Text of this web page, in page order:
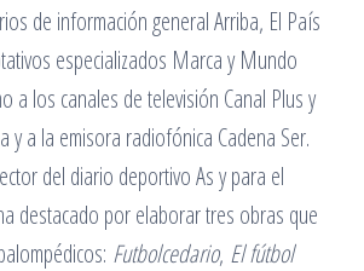
de información general Arriba, El País
especializados Marca y Mundo
a los canales de televisión Canal Plus y
y a la emisora radiofónica Cadena Ser.
del diario deportivo As y para el
destacado por elaborar tres obras que
Futbolcedario, El fútbol